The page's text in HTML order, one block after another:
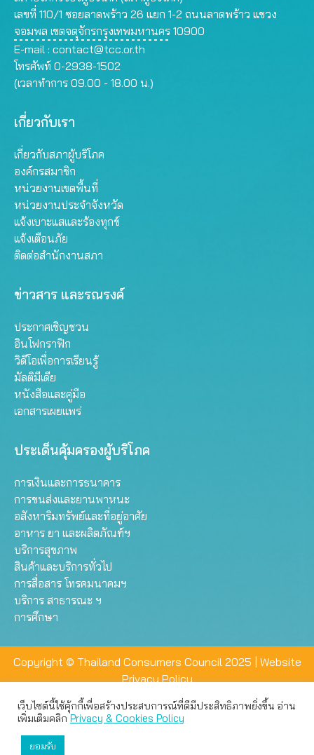
เลขที่ 110/1 ซอยลาดพร้าว 26 แยก 1-2 ถนนลาดพร้าว แขวง
จอมพล เขตจตุจักรกรุงเทพมหานคร 10900
E-mail : contact@tcc.or.th
โทรศัพท์ 0-2938-1502
(เวลาทำการ 09.00 - 18.00 น.)
เกี่ยวกับเรา
เกี่ยวกับสภาผู้บริโภค
องค์กรสมาชิก
หน่วยงานเขตพื้นที่
หน่วยงานประจำจังหวัด
แจ้งเบาะแสและร้องทุกข์
แจ้งเตือนภัย
ติดต่อสำนักงานสภา
ข่าวสาร และรณรงค์
ประกาศเชิญชวน
อินโฟกราฟิก
วิดีโอเพื่อการเรียนรู้
มัลติมีเดีย
หนังสือและคู่มือ
เอกสารเผยแพร่
ประเด็นคุ้มครองผู้บริโภค
การเงินและการธนาคาร
การขนส่งและยานพาหนะ
อสังหาริมทรัพย์และที่อยู่อาศัย
อาหาร ยา และผลิตภัณฑ์ฯ
บริการสุขภาพ
สินค้าและบริการทั่วไป
การสื่อสาร โทรคมนาคมฯ
บริการ สาธารณะ ฯ
การศึกษา
Copyright © Thailand Consumers Council 2025 | Website
Privacy Policy
เว็บไซต์นี้ใช้คุ้กกี้เพื่อสร้างประสบการณ์ที่ดีมีประสิทธิภาพยิ่งขึ้น อ่าน
เพิ่มเติมคลิกPrivacy & Cookies Policy
ยอมรับ
เว็บไซต์นี้ใช้คุกกี้เพื่อมอบประสบการณ์การใช้งานที่ดีให้แก่ท่าน คุณ
สามารถเลือกตั้งค่าความเป็นส่วนตัวได้